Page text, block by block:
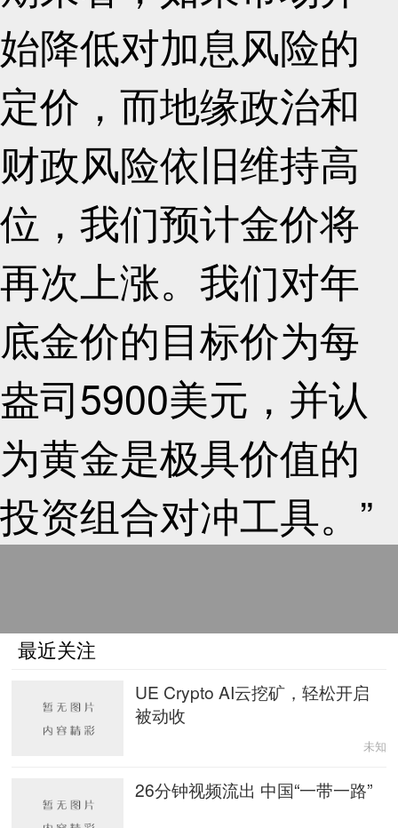
始降低对加息风险的
定价，而地缘政治和
财政风险依旧维持高
位，我们预计金价将
再次上涨。我们对年
底金价的目标价为每
盎司5900美元，并认
为黄金是极具价值的
投资组合对冲工具。”
最近关注
UE Crypto AI云挖矿，轻松开启
被动收
未知
26分钟视频流出 中国“一带一路”